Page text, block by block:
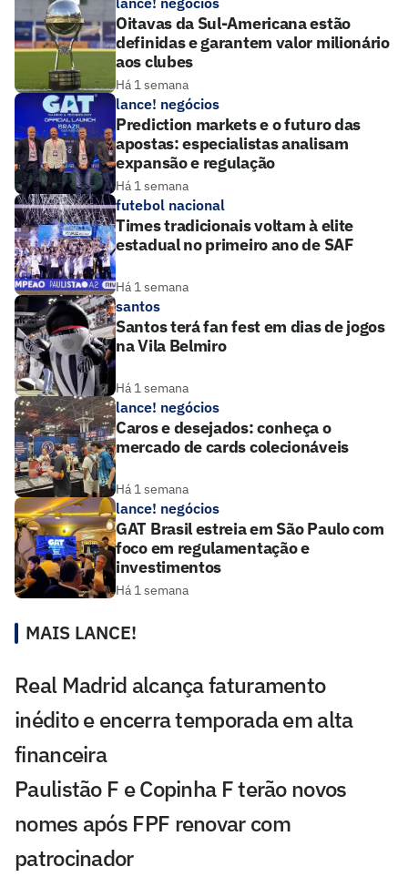
Oitavas da Sul-Americana estão
definidas e garantem valor milionário
aos clubes
Há 1 semana
lance! negócios
Prediction markets e o futuro das
apostas: especialistas analisam
expansão e regulação
Há 1 semana
futebol nacional
Times tradicionais voltam à elite
estadual no primeiro ano de SAF
Há 1 semana
santos
Santos terá fan fest em dias de jogos
na Vila Belmiro
Há 1 semana
lance! negócios
Caros e desejados: conheça o
mercado de cards colecionáveis
Há 1 semana
lance! negócios
GAT Brasil estreia em São Paulo com
foco em regulamentação e
investimentos
Há 1 semana
MAIS LANCE!
Real Madrid alcança faturamento
inédito e encerra temporada em alta
financeira
Paulistão F e Copinha F terão novos
nomes após FPF renovar com
patrocinador